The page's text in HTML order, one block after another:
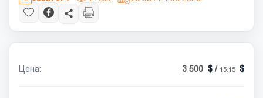
Цена: 3 500 / 15.15